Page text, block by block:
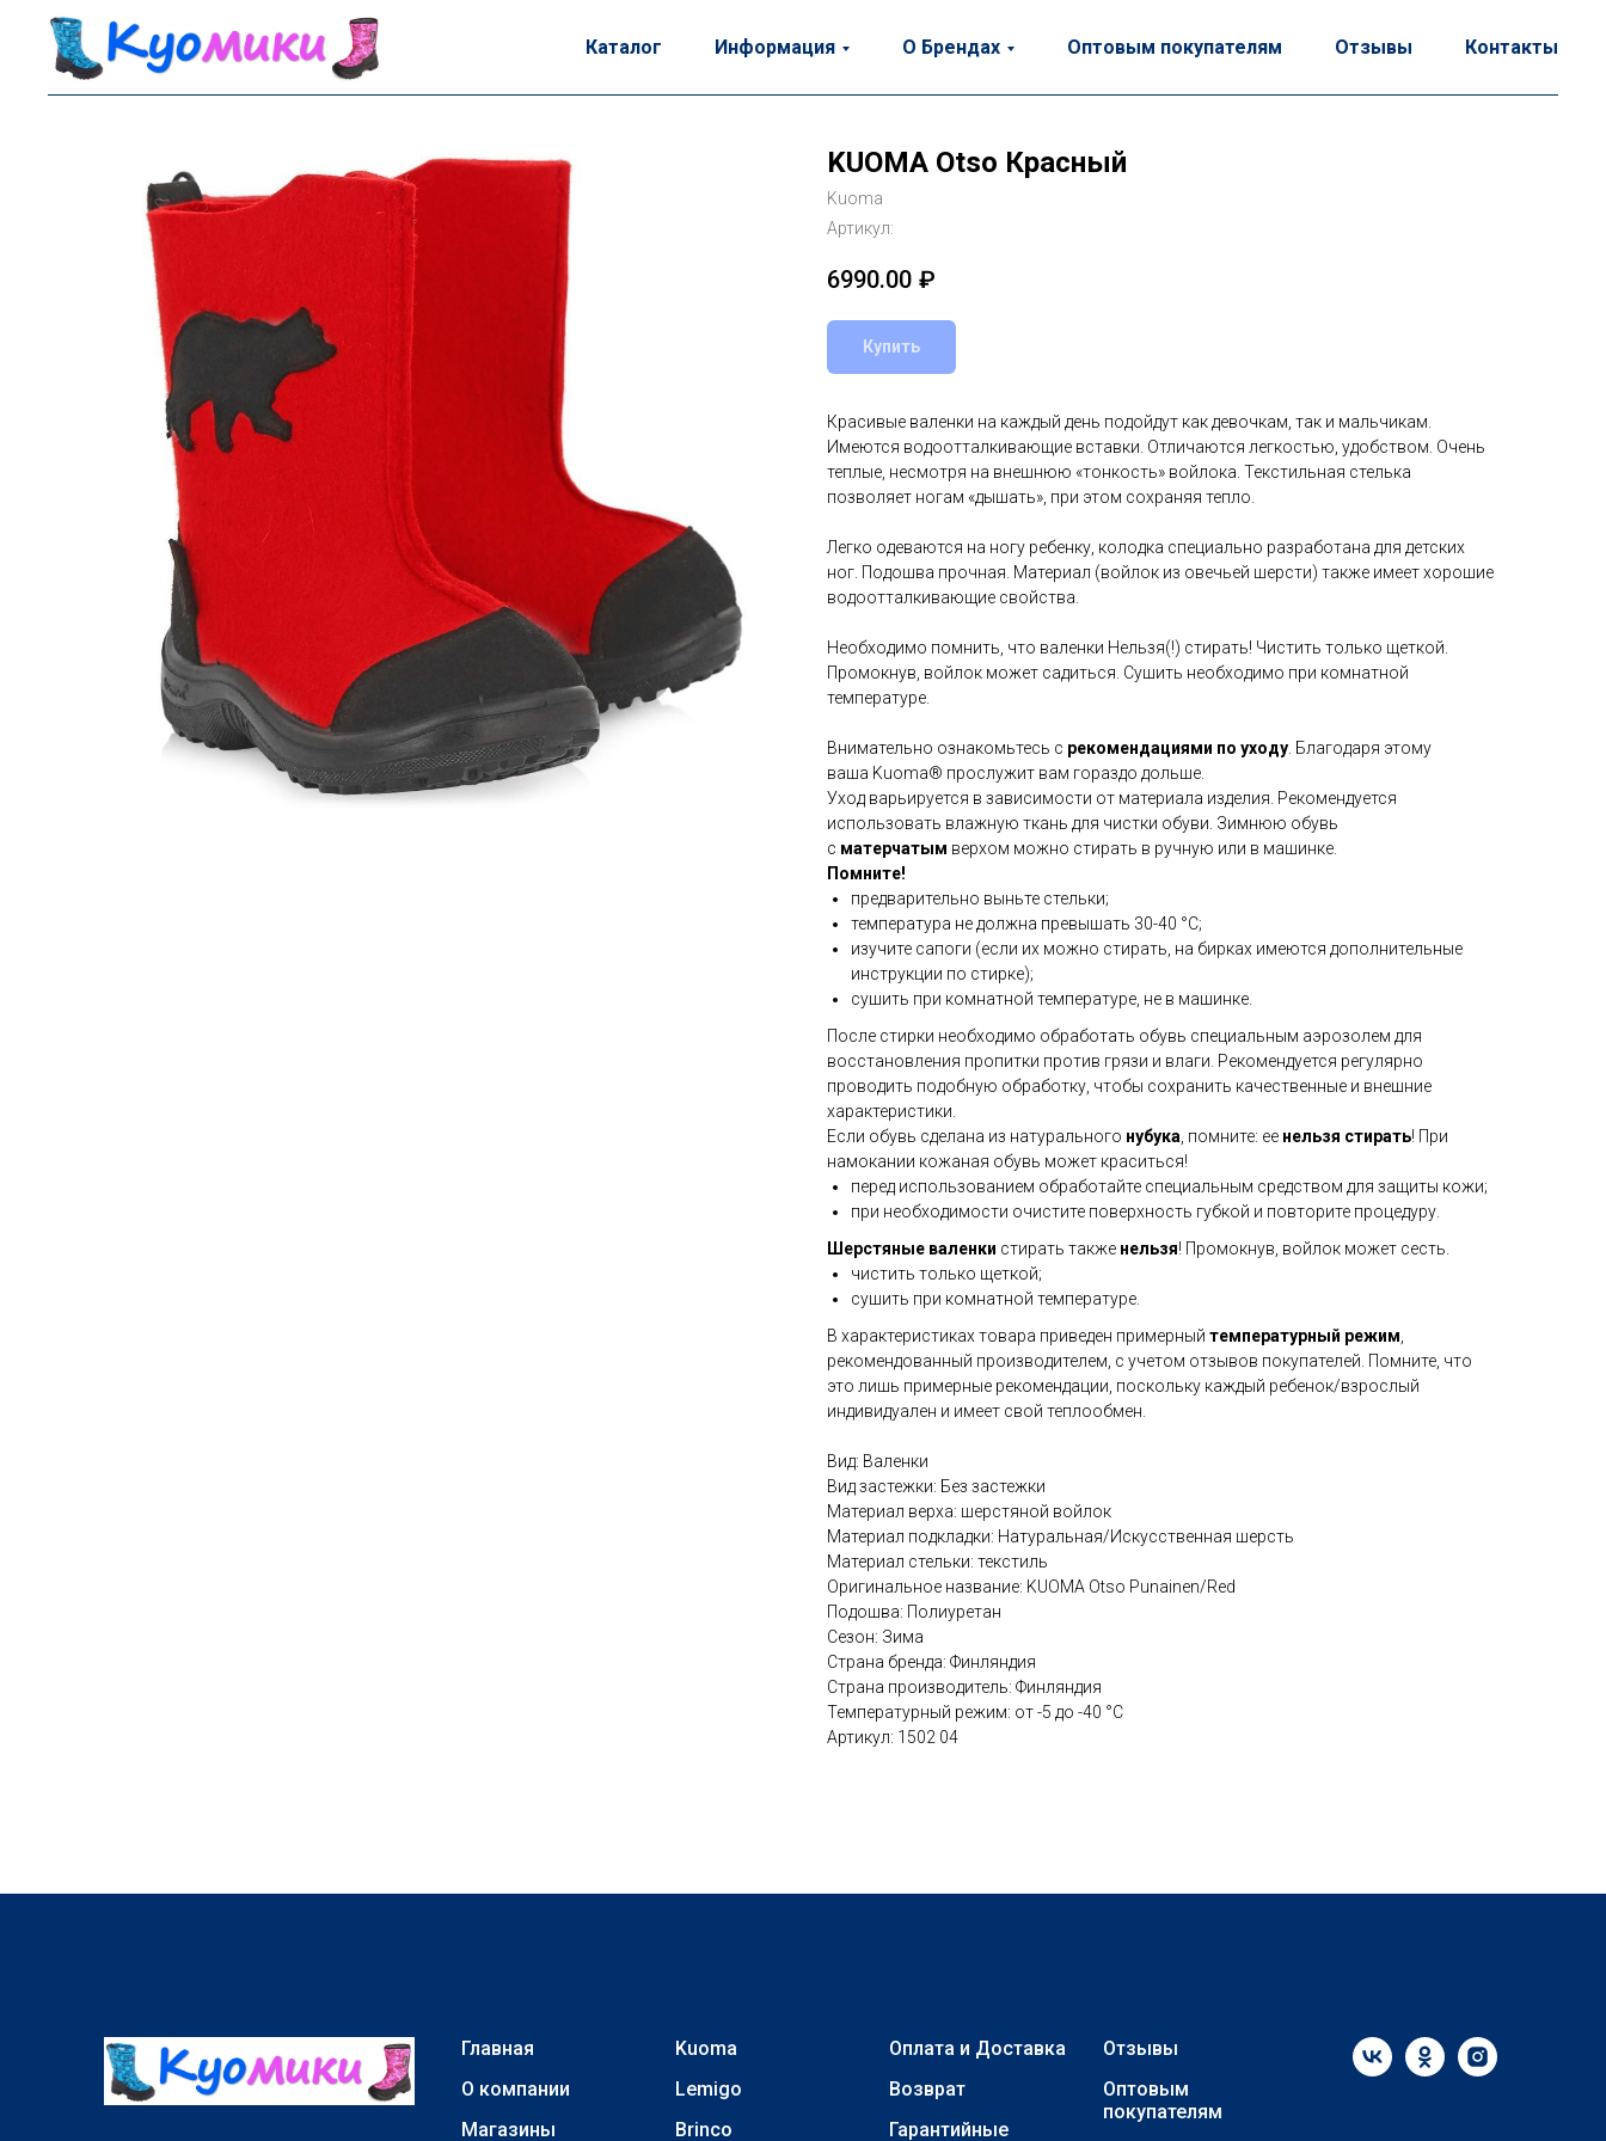
Каталог Информация О Брендах Оптовым покупателям Отзывы Контакты
KUOMA Otso Красный
Kuoma
Артикул:
6990.00 ₽
Купить
Красивые валенки на каждый день подойдут как девочкам, так и мальчикам.
Имеются водоотталкивающие вставки. Отличаются легкостью, удобством. Очень
теплые, несмотря на внешнюю «тонкость» войлока. Текстильная стелька
позволяет ногам «дышать», при этом сохраняя тепло.
Легко одеваются на ногу ребенку, колодка специально разработана для детских
ног. Подошва прочная. Материал (войлок из овечьей шерсти) также имеет хорошие
водоотталкивающие свойства.
Необходимо помнить, что валенки Нельзя(!) стирать! Чистить только щеткой.
Промокнув, войлок может садиться. Сушить необходимо при комнатной
температуре.
Внимательно ознакомьтесь с рекомендациями по уходу. Благодаря этому
ваша Kuoma® прослужит вам гораздо дольше.
Уход варьируется в зависимости от материала изделия. Рекомендуется
использовать влажную ткань для чистки обуви. Зимнюю обувь
с матерчатым верхом можно стирать в ручную или в машинке.
Помните!
предварительно выньте стельки;
температура не должна превышать 30-40 °C;
изучите сапоги (если их можно стирать, на бирках имеются дополнительные
инструкции по стирке);
сушить при комнатной температуре, не в машинке.
После стирки необходимо обработать обувь специальным аэрозолем для
восстановления пропитки против грязи и влаги. Рекомендуется регулярно
проводить подобную обработку, чтобы сохранить качественные и внешние
характеристики.
Если обувь сделана из натурального нубука, помните: ее нельзя стирать! При
намокании кожаная обувь может краситься!
перед использованием обработайте специальным средством для защиты кожи;
при необходимости очистите поверхность губкой и повторите процедуру.
Шерстяные валенки стирать также нельзя! Промокнув, войлок может сесть.
чистить только щеткой;
сушить при комнатной температуре.
В характеристиках товара приведен примерный температурный режим,
рекомендованный производителем, с учетом отзывов покупателей. Помните, что
это лишь примерные рекомендации, поскольку каждый ребенок/взрослый
индивидуален и имеет свой теплообмен.
Вид: Валенки
Вид застежки: Без застежки
Материал верха: шерстяной войлок
Материал подкладки: Натуральная/Искусственная шерсть
Материал стельки: текстиль
Оригинальное название: KUOMA Otso Punainen/Red
Подошва: Полиуретан
Сезон: Зима
Страна бренда: Финляндия
Страна производитель: Финляндия
Температурный режим: от -5 до -40 °C
Артикул: 1502 04
Главная
О компании
Магазины
Kuoma
Lemigo
Brinco
Оплата и Доставка
Возврат
Гарантийные
Отзывы
Оптовым
покупателям